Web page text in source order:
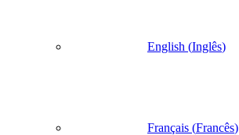
English (Inglês)
Français (Francês)